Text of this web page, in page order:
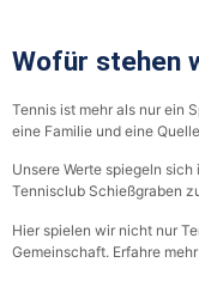
Wofür stehen
Tennis ist mehr als nur ein
eine Familie und eine
Unsere Werte spiegeln
Tennisclub Schießgraben
Hier spielen wir nicht nur
Gemeinschaft. Erfahre